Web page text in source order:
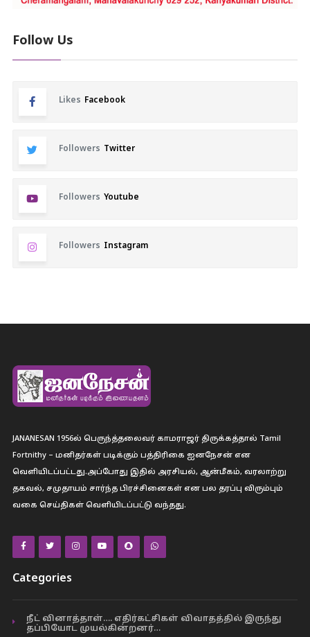
Follow Us
Likes Facebook
Followers Twitter
Followers Youtube
Followers Instagram
JANANESAN 1956ல் பெருந்த்தலைவர் காமராஜர் திருக்கத்தால் Tamil
Fortnithy – மனிதர்கள் படிக்கும் பத்திரிகை ஐனநேசன் என
வெளியிடப்பட்டது.அப்போது இதில் அரசியல், ஆன்மீகம், வரலாற்று
தகவல், சமுதாயம் சார்ந்த பிரச்சினைகள் என பல தரப்பு விரும்பும்
வகை செய்திகள் வெளியிடப்பட்டு வந்தது.
Categories
நீட் வினாத்தாள்…. எதிர்கட்சிகள் விவாதத்தில் இருந்து
தப்பியோட முயல்கின்றனர்…